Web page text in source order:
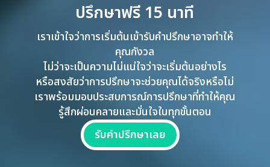
ปรึกษาฟรี 15 นาที
เราเข้าใจว่าการเริ่มต้นเข้ารับคำปรึกษาอาจทำให้
คุณกังวล
ไม่ว่าจะเป็นความไม่แน่ใจว่าจะเริ่มต้นอย่างไร
หรือสงสัยว่าการปรึกษาจะช่วยคุณได้จริงหรือไม่
เราพร้อมมอบประสบการณ์การปรึกษาที่ทำให้คุณ
รู้สึกผ่อนคลายและมั่นใจในทุกขั้นตอน
รับคำปรึกษาเลย